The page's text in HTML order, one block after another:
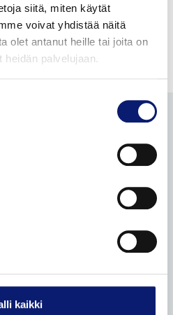
siitä, miten käytät
voivat yhdistää näitä
olet antanut heille tai joita on
palvelujaan.
kaikki